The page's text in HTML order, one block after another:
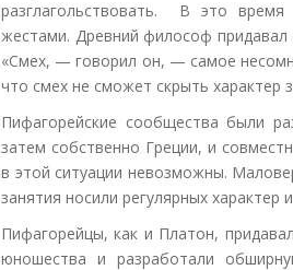
разглагольствовать. В это
жестами. Древний философ
«Смех, — говорил он, — самое
что смех не сможет скрыть характер
Пифагорейские сообщества были
затем собственно Греции, и
в этой ситуации невозможны.
занятия носили регулярных характер
Пифагорейцы, как и Платон,
юношества и разработали